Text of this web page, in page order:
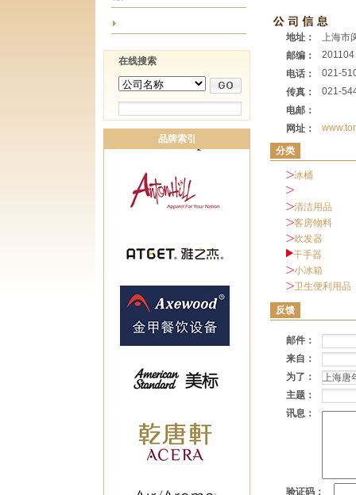
在线搜索
品牌索引
地址：
上海市
邮编：
201104
电话：
021-
传真：
021-
电邮：
网址：
分类
冰桶
清洁用品
客房物料
吹发器
干手器
小冰箱
卫生便利用品
反馈
邮件：
来自：
为了：
主题：
讯息：
验证码：